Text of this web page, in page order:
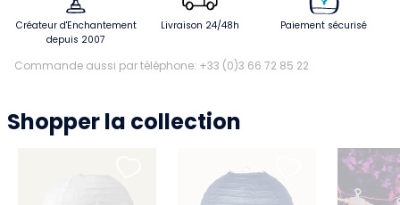
Créateur d'Enchantement
depuis 2007
Livraison 24/48h Paiement sécurisé
Commande aussi par téléphone: +33 (0)3 66 72 85 22
Shopper la collection